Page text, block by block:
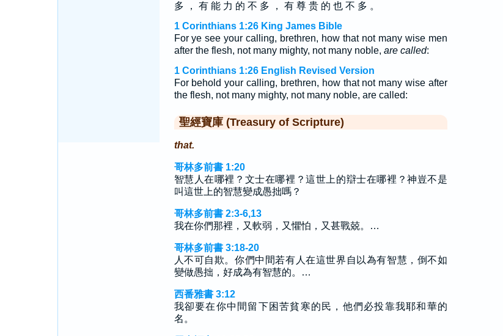
多 ， 有 能 力 的 不 多 ， 有 尊 贵 的 也 不 多 。
1 Corinthians 1:26 King James Bible
For ye see your calling, brethren, how that not many wise men
after the flesh, not many mighty, not many noble, are called:
1 Corinthians 1:26 English Revised Version
For behold your calling, brethren, how that not many wise after
the flesh, not many mighty, not many noble, are called:
聖經寶庫 (Treasury of Scripture)
that.
哥林多前書 1:20
智慧人在哪裡？文士在哪裡？這世上的辯士在哪裡？神豈不是
叫這世上的智慧變成愚拙嗎？
哥林多前書 2:3-6,13
我在你們那裡，又軟弱，又懼怕，又甚戰兢。…
哥林多前書 3:18-20
人不可自欺。你們中間若有人在這世界自以為有智慧，倒不如
變做愚拙，好成為有智慧的。…
西番雅書 3:12
我卻要在你中間留下困苦貧寒的民，他們必投靠我耶和華的
名。